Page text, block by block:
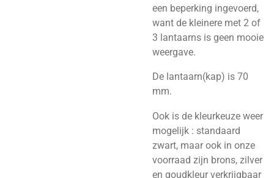
een beperking ingevoerd,
want de kleinere met 2 of
3 lantaarns is geen mooie
weergave.
De lantaarn(kap) is 70
mm.
Ook is de kleurkeuze weer
mogelijk : standaard
zwart, maar ook in onze
voorraad zijn brons, zilver
en goudkleur verkrijgbaar